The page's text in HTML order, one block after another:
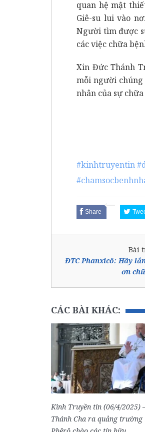
quan hệ mật
Giê-su lui vào
Người tìm được
các việc chữa
Xin Đức Thánh
mỗi người
nhân của sự
#kinhtruyentin
Share
Bài
ĐTC Phanxicô: Hãy
ơn
CÁC BÀI KHÁC:
Kinh Truyền tin (06/4/2025)
Thánh Cha ra quảng trường